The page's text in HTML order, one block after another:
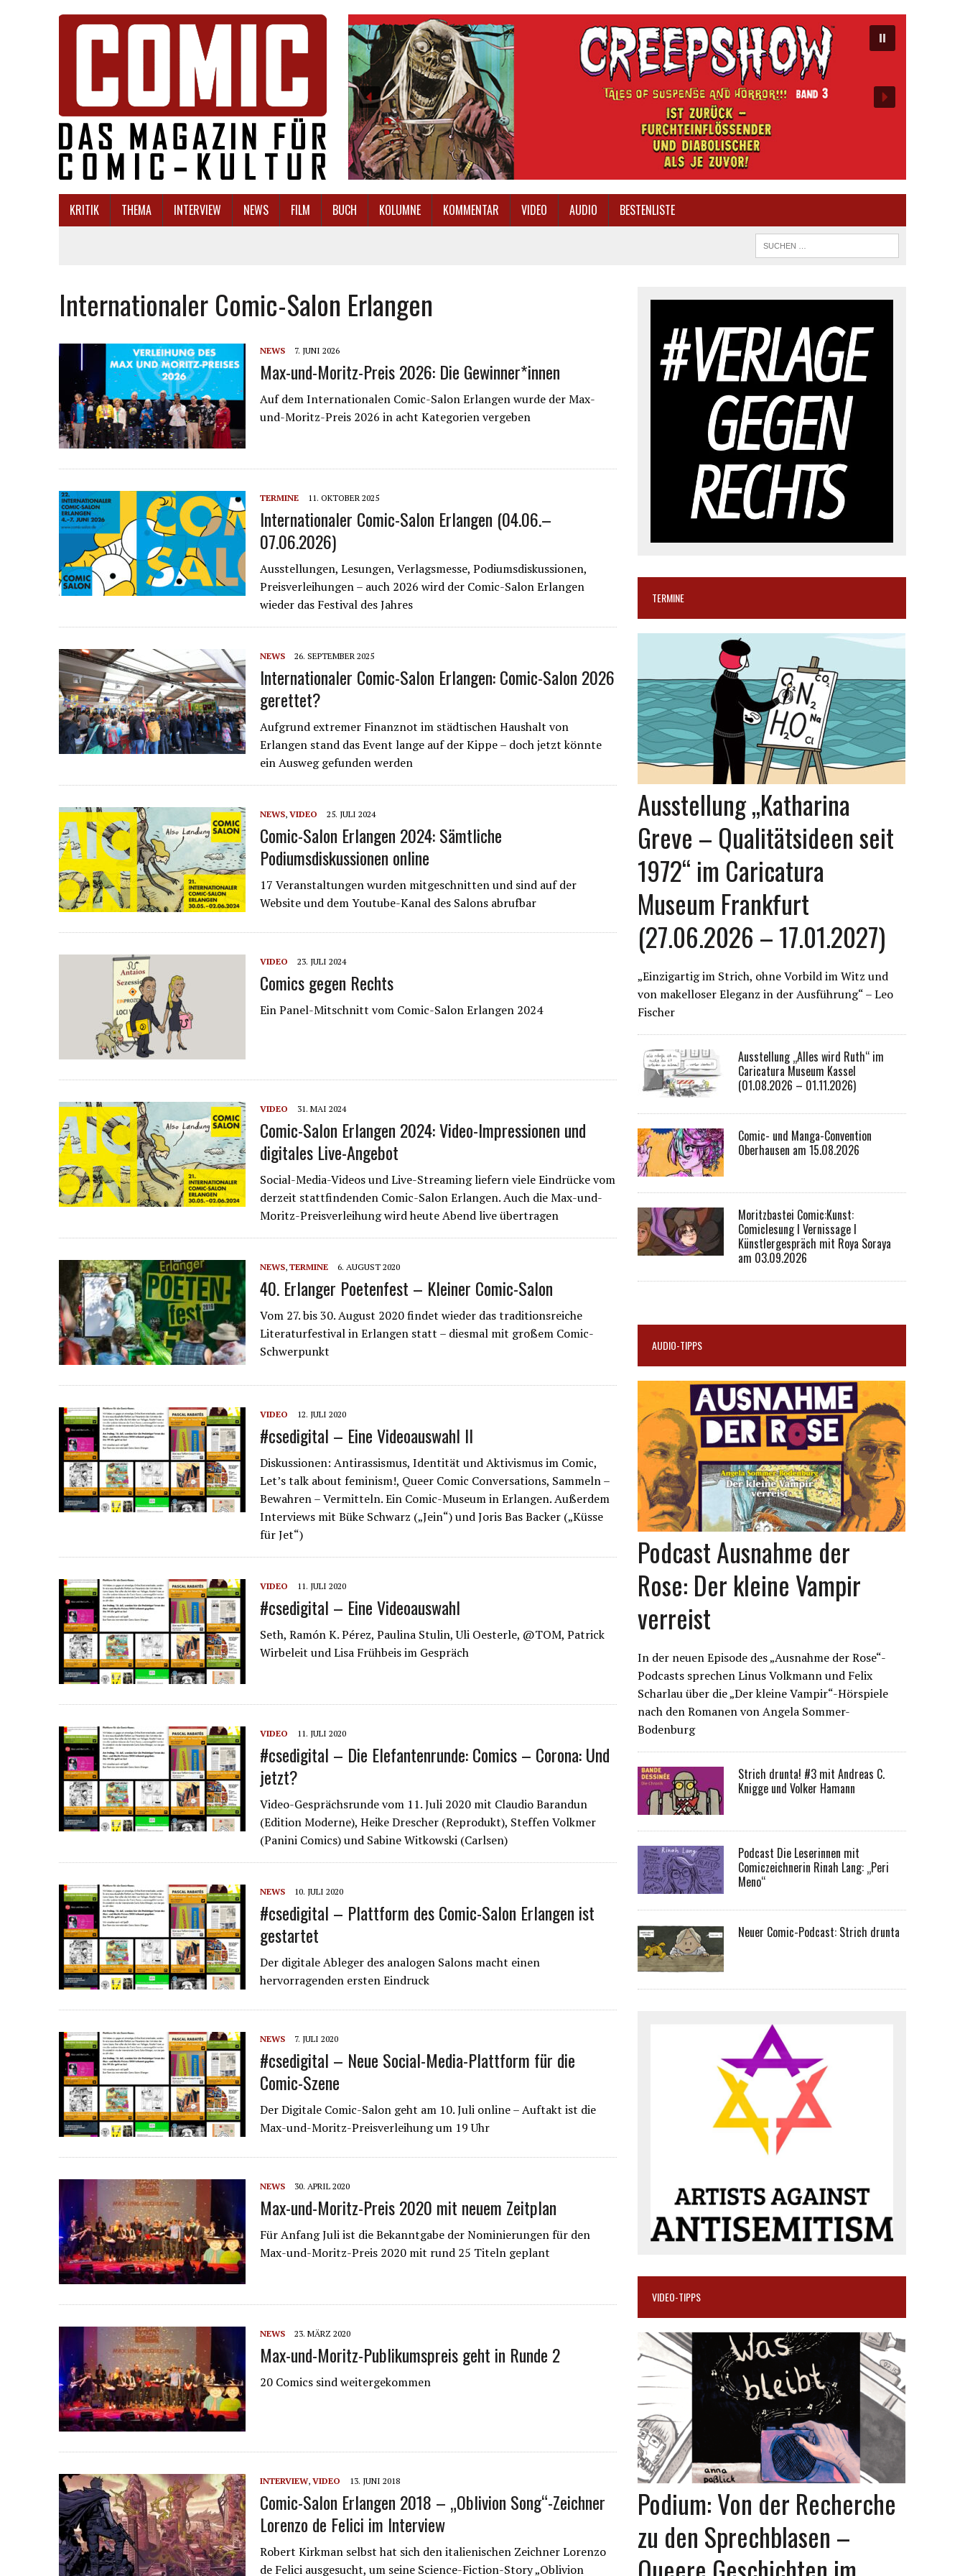
KRITIK THEMA INTERVIEW NEWS FILM BUCH KOLUMNE KOMMENTAR VIDEO AUDIO BESTENLISTE
Internationaler Comic-Salon Erlangen
NEWS 7. JUNI 2026
Max-und-Moritz-Preis 2026: Die Gewinner*innen
Auf dem Internationalen Comic-Salon Erlangen wurde der Max-
und-Moritz-Preis 2026 in acht Kategorien vergeben
TERMINE 11. OKTOBER 2025
Internationaler Comic-Salon Erlangen (04.06.–
07.06.2026)
Ausstellungen, Lesungen, Verlagsmesse, Podiumsdiskussionen,
Preisverleihungen – auch 2026 wird der Comic-Salon Erlangen
wieder das Festival des Jahres
NEWS 26. SEPTEMBER 2025
Internationaler Comic-Salon Erlangen: Comic-Salon 2026
gerettet?
Aufgrund extremer Finanznot im städtischen Haushalt von
Erlangen stand das Event lange auf der Kippe – doch jetzt könnte
ein Ausweg gefunden werden
NEWS, VIDEO 25. JULI 2024
Comic-Salon Erlangen 2024: Sämtliche
Podiumsdiskussionen online
17 Veranstaltungen wurden mitgeschnitten und sind auf der
Website und dem Youtube-Kanal des Salons abrufbar
VIDEO 23. JULI 2024
Comics gegen Rechts
Ein Panel-Mitschnitt vom Comic-Salon Erlangen 2024
VIDEO 31. MAI 2024
Comic-Salon Erlangen 2024: Video-Impressionen und
digitales Live-Angebot
Social-Media-Videos und Live-Streaming liefern viele Eindrücke vom
derzeit stattfindenden Comic-Salon Erlangen. Auch die Max-und-
Moritz-Preisverleihung wird heute Abend live übertragen
NEWS, TERMINE 6. AUGUST 2020
40. Erlanger Poetenfest – Kleiner Comic-Salon
Vom 27. bis 30. August 2020 findet wieder das traditionsreiche
Literaturfestival in Erlangen statt – diesmal mit großem Comic-
Schwerpunkt
VIDEO 12. JULI 2020
#csedigital – Eine Videoauswahl II
Diskussionen: Antirassismus, Identität und Aktivismus im Comic,
Let’s talk about feminism!, Queer Comic Conversations, Sammeln –
Bewahren – Vermitteln. Ein Comic-Museum in Erlangen. Außerdem
Interviews mit Büke Schwarz („Jein“) und Joris Bas Backer („Küsse
für Jet“)
VIDEO 11. JULI 2020
#csedigital – Eine Videoauswahl
Seth, Ramón K. Pérez, Paulina Stulin, Uli Oesterle, @TOM, Patrick
Wirbeleit und Lisa Frühbeis im Gespräch
VIDEO 11. JULI 2020
#csedigital – Die Elefantenrunde: Comics – Corona: Und
jetzt?
Video-Gesprächsrunde vom 11. Juli 2020 mit Claudio Barandun
(Edition Moderne), Heike Drescher (Reprodukt), Steffen Volkmer
(Panini Comics) und Sabine Witkowski (Carlsen)
NEWS 10. JULI 2020
#csedigital – Plattform des Comic-Salon Erlangen ist
gestartet
Der digitale Ableger des analogen Salons macht einen
hervorragenden ersten Eindruck
NEWS 7. JULI 2020
#csedigital – Neue Social-Media-Plattform für die
Comic-Szene
Der Digitale Comic-Salon geht am 10. Juli online – Auftakt ist die
Max-und-Moritz-Preisverleihung um 19 Uhr
NEWS 30. APRIL 2020
Max-und-Moritz-Preis 2020 mit neuem Zeitplan
Für Anfang Juli ist die Bekanntgabe der Nominierungen für den
Max-und-Moritz-Preis 2020 mit rund 25 Titeln geplant
NEWS 23. MÄRZ 2020
Max-und-Moritz-Publikumspreis geht in Runde 2
20 Comics sind weitergekommen
INTERVIEW, VIDEO 13. JUNI 2018
Comic-Salon Erlangen 2018 – „Oblivion Song“-Zeichner
Lorenzo de Felici im Interview
Robert Kirkman selbst hat sich den italienischen Zeichner Lorenzo
de Felici ausgesucht, um seine Science-Fiction-Story „Oblivion
TERMINE
Ausstellung „Katharina
Greve – Qualitätsideen seit
1972“ im Caricatura
Museum Frankfurt
(27.06.2026 – 17.01.2027)
„Einzigartig im Strich, ohne Vorbild im Witz und
von makelloser Eleganz in der Ausführung“ – Leo
Fischer
Ausstellung „Alles wird Ruth“ im
Caricatura Museum Kassel
(01.08.2026 – 01.11.2026)
Comic- und Manga-Convention
Oberhausen am 15.08.2026
Moritzbastei Comic:Kunst:
Comiclesung I Vernissage I
Künstlergespräch mit Roya Soraya
am 03.09.2026
AUDIO-TIPPS
Podcast Ausnahme der
Rose: Der kleine Vampir
verreist
In der neuen Episode des „Ausnahme der Rose“-
Podcasts sprechen Linus Volkmann und Felix
Scharlau über die „Der kleine Vampir“-Hörspiele
nach den Romanen von Angela Sommer-
Bodenburg
Strich drunta! #3 mit Andreas C.
Knigge und Volker Hamann
Podcast Die Leserinnen mit
Comiczeichnerin Rinah Lang: „Peri
Meno“
Neuer Comic-Podcast: Strich drunta
VIDEO-TIPPS
Podium: Von der Recherche
zu den Sprechblasen –